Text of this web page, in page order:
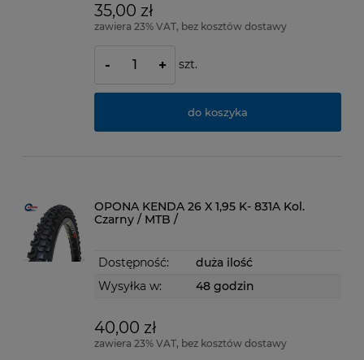
35,00 zł
zawiera 23% VAT, bez kosztów dostawy
- + szt.
do koszyka
OPONA KENDA 26 X 1,95 K- 831A Kol.
Czarny / MTB /
Dostępność:
duża ilość
Wysyłka w:
48 godzin
40,00 zł
zawiera 23% VAT, bez kosztów dostawy